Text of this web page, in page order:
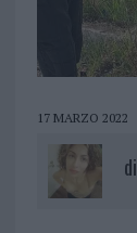
17 MARZO 2022
di